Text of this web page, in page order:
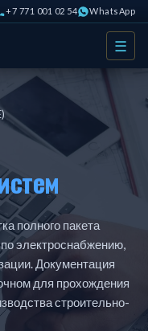
+7 771 001 02 54 WhatsApp
☰
полного пакета
электроснабжению,
Документация
для прохождения
строительно-